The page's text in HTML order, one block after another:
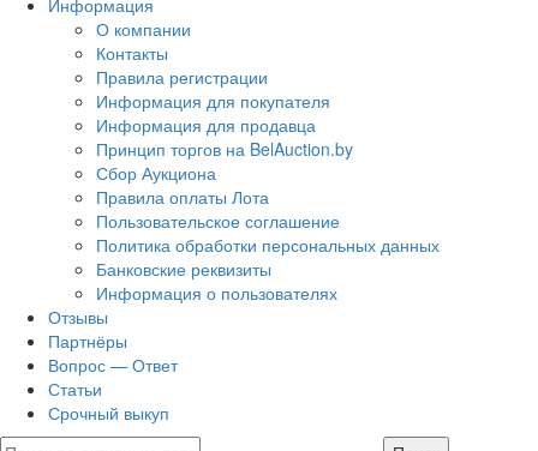
Информация
О компании
Контакты
Правила регистрации
Информация для покупателя
Информация для продавца
Принцип торгов на BelAuction.by
Сбор Аукциона
Правила оплаты Лота
Пользовательское соглашение
Политика обработки персональных данных
Банковские реквизиты
Информация о пользователях
Отзывы
Партнёры
Вопрос — Ответ
Статьи
Срочный выкуп